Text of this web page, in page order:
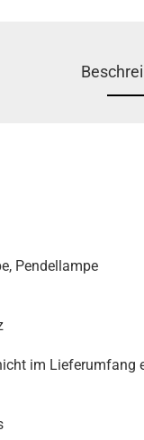
Pendellampe
im Lieferumfang